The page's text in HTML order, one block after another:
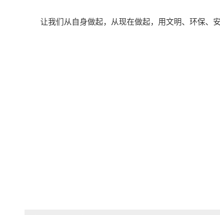
让我们从自身做起，从现在做起，用文明、环保、